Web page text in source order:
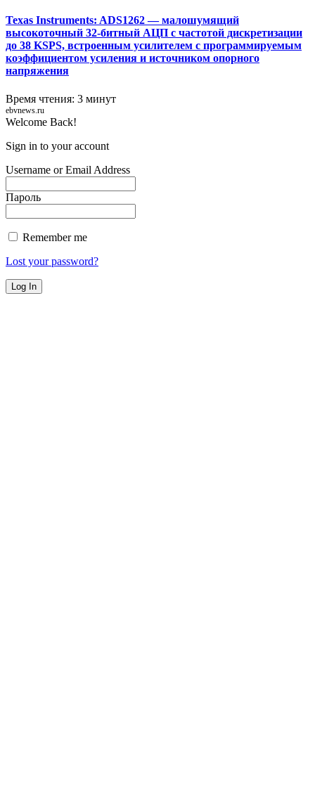
Texas Instruments: ADS1262 — малошумящий
высокоточный 32-битный АЦП с частотой дискретизации
до 38 KSPS, встроенным усилителем с программируемым
коэффициентом усиления и источником опорного
напряжения
Время чтения: 3 минут
ebvnews.ru
Welcome Back!
Sign in to your account
Username or Email Address
Пароль
Remember me
Lost your password?